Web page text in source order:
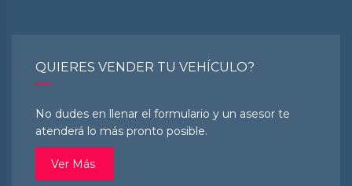
QUIERES VENDER TU VEHÍCULO?
No dudes en llenar el formulario y un asesor te
atenderá lo más pronto posible.
Ver Más